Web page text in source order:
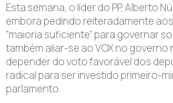
Esta semana, o líder do PP, Alberto
embora pedindo reiteradamente
“maioria suficiente” para governar
também aliar-se ao VOX no governo
depender do voto favorável dos
radical para ser investido primeiro-
parlamento.